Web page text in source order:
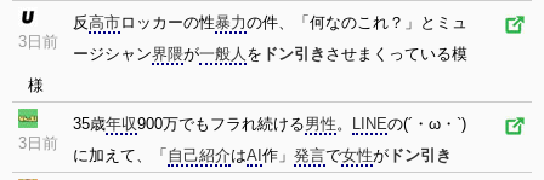
3日前
反高市ロッカーの性暴力の件、「何なのこれ？」とミュ
ージシャン界隈が一般人 を ドン引き させまくっている模
様
3日前
35歳年収900万でもフラれ続ける男性。 LINEの(´・ω・`)
に加えて、「 自己紹介はAI 作」 発言で女性が ドン引き